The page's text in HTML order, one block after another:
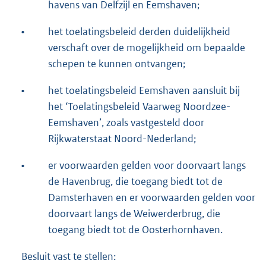
havens van Delfzijl en Eemshaven;
•
het toelatingsbeleid derden duidelijkheid
verschaft over de mogelijkheid om bepaalde
schepen te kunnen ontvangen;
•
het toelatingsbeleid Eemshaven aansluit bij
het ‘Toelatingsbeleid Vaarweg Noordzee-
Eemshaven’, zoals vastgesteld door
Rijkwaterstaat Noord-Nederland;
•
er voorwaarden gelden voor doorvaart langs
de Havenbrug, die toegang biedt tot de
Damsterhaven en er voorwaarden gelden voor
doorvaart langs de Weiwerderbrug, die
toegang biedt tot de Oosterhornhaven.
Besluit vast te stellen: